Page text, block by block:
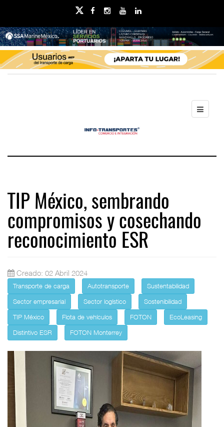
TIP México, sembrando
compromisos y cosechando
reconocimiento ESR
Creado: 02 Abril 2024
Transporte de carga Autotransporte
Sustentabilidad
Sector empresarial
Sector logístico
Sostenibilidad
TIP México
Flota de vehículos FOTON
EcoLeasing
Distintivo ESR
FOTON Monterrey